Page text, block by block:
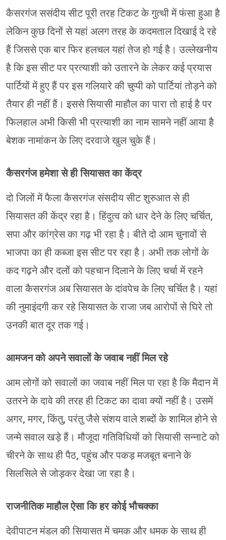
कैसरगंज ससंदीय सीट पूरी तरह टिकट के गुत्थी में फंसा हुआ है
लेकिन कुछ दिनों से यहां अलग तरह के कदमताल दिखाई दे रहे
हैं जिससे एक बार फिर हलचल यहां तेज हो गई है। उल्लेखनीय
है कि इस सीट पर प्रत्याशी को उतारने के लेकर कई प्रयास
पार्टियों में हुए हैं पर इस गलियारे की चुप्पी को पार्टियां तोड़ने को
तैयार ही नहीं हैं। इससे सियासी माहौल का पारा तो हाई है पर
फिलहाल अभी किसी भी प्रत्याशी का नाम सामने नहीं आया है
बेशक नामांकन के लिए दरवाजे खुल चुके हैं।
कैसरगंज हमेशा से ही सियासत का केंद्र
दो जिलों में फैला कैसरगंज संसदीय सीट शुरुआत से ही
सियासत की केंद्र रहा है। हिंदुत्व को धार देने के लिए चर्चित,
सपा और कांग्रेस का गढ़ भी रहा है। बीते दो आम चुनावों से
भाजपा का ही कब्जा इस सीट पर रहा है। अभी तक लोगों के
कद गढ़ने और दलों को पहचान दिलाने के लिए चर्चा में रहने
वाला कैसरगंज अब सियासत के दांवपेच के लिए चर्चित है। यहां
की नुमाइंदगी कर रहे सियासत के राजा जब आरोपों से घिरे तो
उनकी बात दूर तक गई।
आमजन को अपने सवालों के जवाब नहीं मिल रहे
आम लोगों को सवालों का जवाब नहीं मिल पा रहा है कि मैदान में
उतरने के दावे की तरह ही टिकट का दावा क्यों नहीं है। उसमें
अगर, मगर, किंतु, परंतु जैसे संशय वाले शब्दों के शामिल होने से
जन्मे सवाल खड़े हैं। मौजूदा गतिविधियों को सियासी सन्नाटे को
चीरने के साथ ही पैठ, पहुंच और पकड़ मजबूत बनाने के
सिलसिले से जोड़कर देखा जा रहा है।
राजनीतिक माहौल ऐसा कि हर कोई भौचक्का
देवीपाटन मंडल की सियासत में चमक और धमक के साथ ही